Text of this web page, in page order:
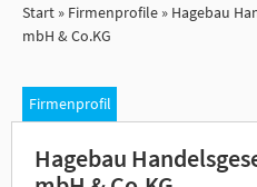
Start Firmenprofile
Hagebau
mbH & Co.KG
Firmenprofil
Hagebau